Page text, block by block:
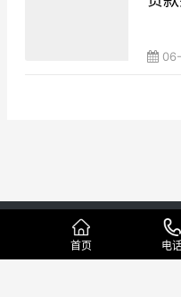
Copyright © 本地代做工
首页
电